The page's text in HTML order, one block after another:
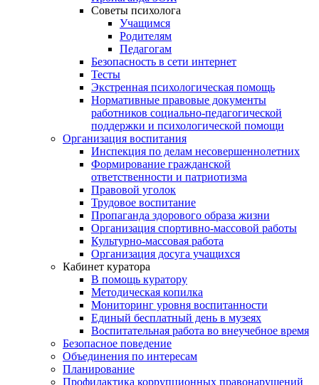
Советы психолога
Учащимся
Родителям
Педагогам
Безопасность в сети интернет
Тесты
Экстренная психологическая помощь
Нормативные правовые документы
работников социально-педагогической
поддержки и психологической помощи
Организация воспитания
Инспекция по делам несовершеннолетних
Формирование гражданской
ответственности и патриотизма
Правовой уголок
Трудовое воспитание
Пропаганда здорового образа жизни
Организация спортивно-массовой работы
Культурно-массовая работа
Организация досуга учащихся
Кабинет куратора
В помощь куратору
Методическая копилка
Мониторинг уровня воспитанности
Единый бесплатный день в музеях
Воспитательная работа во внеучебное время
Безопасное поведение
Объединения по интересам
Планирование
Профилактика коррупционных правонарушений